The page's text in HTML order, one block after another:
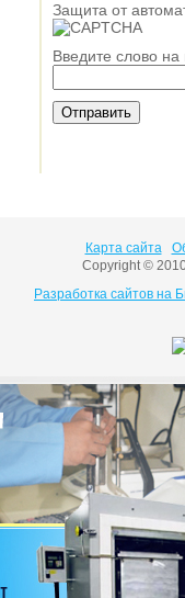
Защита от
Введите слово на
Карта сайта
Copyright ©
Разработка сайтов на